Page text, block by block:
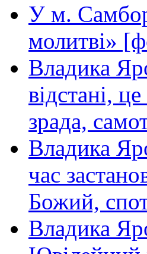
У м.
молитві»
Владика
відстані,
зрада,
Владика
час
Божий,
Владика